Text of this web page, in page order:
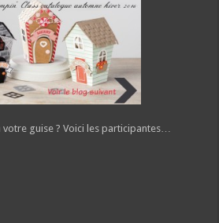
guise ? Voici les participantes…